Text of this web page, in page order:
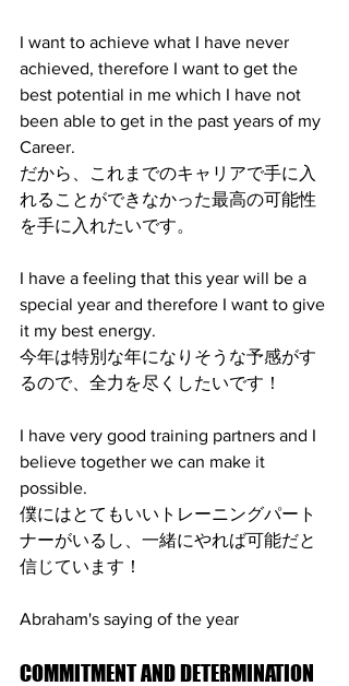
I want to achieve what I have never
achieved, therefore I want to get the
best potential in me which I have not
been able to get in the past years of my
Career.
だから、これまでのキャリアで手に入
れることができなかった最高の可能性
を手に入れたいです。
I have a feeling that this year will be a
special year and therefore I want to give
it my best energy.
今年は特別な年になりそうな予感がす
るので、全力を尽くしたいです！
I have very good training partners and I
believe together we can make it
possible.
僕にはとてもいいトレーニングパート
ナーがいるし、一緒にやれば可能だと
信じています！
Abraham's saying of the year
COMMITMENT AND DETERMINATION